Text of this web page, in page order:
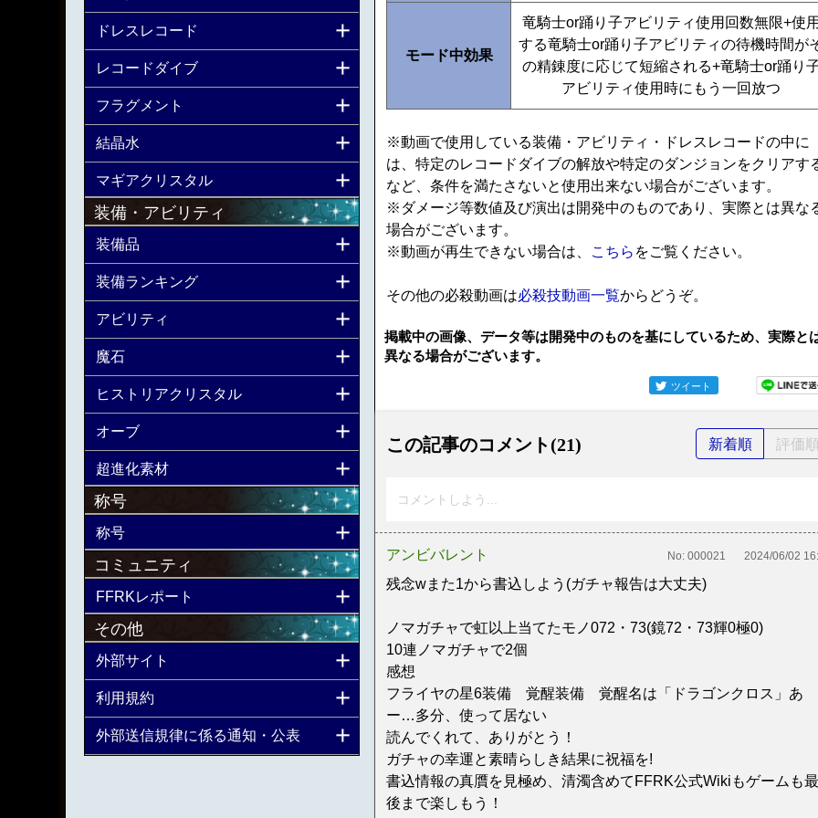
モード中効果
竜騎士or踊り子アビリティ使用回数無限+使用
する竜騎士or踊り子アビリティの待機時間が
の精錬度に応じて短縮される+竜騎士or踊り
アビリティ使用時にもう一回放つ
※動画で使用している装備・アビリティ・ドレスレコードの中に
は、特定のレコードダイブの解放や特定のダンジョンをクリアす
など、条件を満たさないと使用出来ない場合がございます。
※ダメージ等数値及び演出は開発中のものであり、実際とは異な
場合がございます。
※動画が再生できない場合は、
こちら をご覧ください。
その他の必殺動画は必殺技動画一覧からどうぞ。
掲載中の画像、データ等は開発中のものを基にしているため、実際と
異なる場合がございます。
ツイート
この記事のコメント(21) 新着順 評価順
コメントしよう...
アンビバレント No: 000021 2024/06/02
残念wまた1から書込しよう(ガチャ報告は大丈夫)
ノマガチャで虹以上当てたモノ072・73(鏡72・73輝0極0)
10連ノマガチャで2個
感想
フライヤの星6装備 覚醒装備 覚醒名は「ドラゴンクロス」あ
ー…多分、使って居ない
読んでくれて、ありがとう！
ガチャの幸運と素晴らしき結果に祝福を!
書込情報の真贋を見極め、清濁含めてFFRK公式Wikiもゲームも最
後まで楽しもう！
ドレスレコード
レコードダイブ
フラグメント
結晶水
マギアクリスタル
装備・アビリティ
装備品
装備ランキング
アビリティ
魔石
ヒストリアクリスタル
オーブ
超進化素材
称号
称号
コミュニティ
FFRKレポート
その他
外部サイト
利用規約
外部送信規律に係る通知・公表